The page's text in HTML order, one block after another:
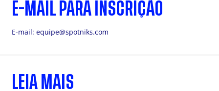
E-MAIL PARA INSCRIÇÃO
E-mail: equipe@spotniks.com
LEIA MAIS